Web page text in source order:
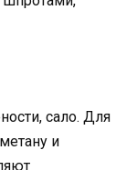
сало. Для
и